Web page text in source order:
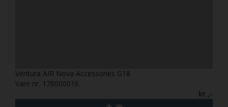
Ventura AIR Nova Accessories G18
Vare nr. 178000016
kr ,-